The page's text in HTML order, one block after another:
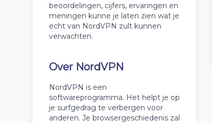
beoordelingen, cijfers, ervaringen en
meningen kunne je laten zien wat je
echt van NordVPN zult kunnen
verwachten.
Over NordVPN
NordVPN is een
softwareprogramma. Het helpt je op
je surfgedrag te verbergen voor
anderen. Je browsergeschiedenis zal